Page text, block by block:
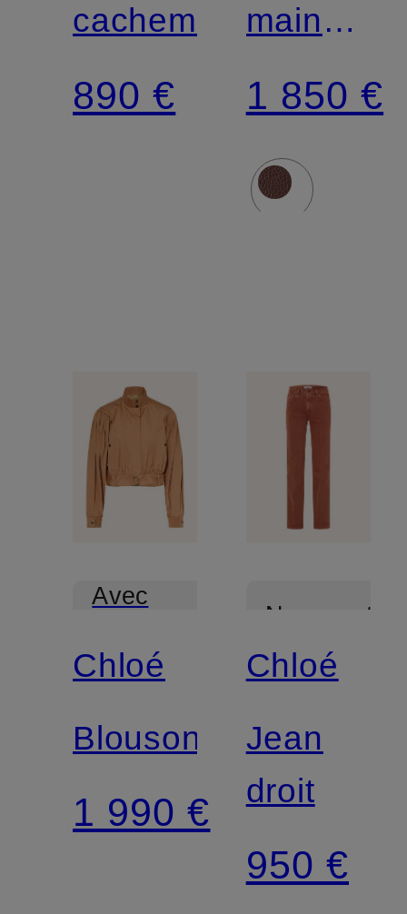
cachemire
890 €
main
MARCIE
1 850 €
Avec
Chloé
Blouson
1 990 €
Nouveautés
Chloé
Jean
droit
950 €